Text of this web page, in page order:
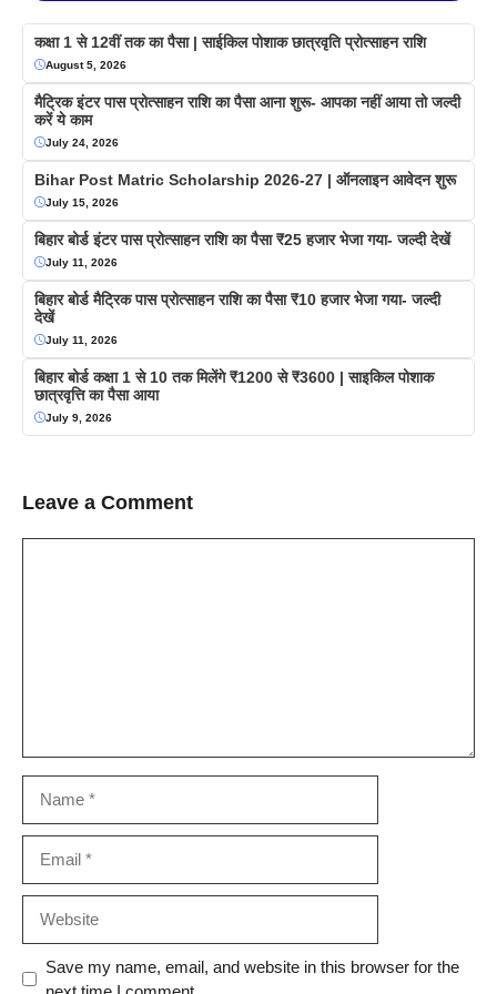
कक्षा 1 से 12वीं तक का पैसा | साईकिल पोशाक छात्रवृति प्रोत्साहन राशि
August 5, 2026
मैट्रिक इंटर पास प्रोत्साहन राशि का पैसा आना शुरू- आपका नहीं आया तो जल्दी
करें ये काम
July 24, 2026
Bihar Post Matric Scholarship 2026-27 | ऑनलाइन आवेदन शुरू
July 15, 2026
बिहार बोर्ड इंटर पास प्रोत्साहन राशि का पैसा ₹25 हजार भेजा गया- जल्दी देखें
July 11, 2026
बिहार बोर्ड मैट्रिक पास प्रोत्साहन राशि का पैसा ₹10 हजार भेजा गया- जल्दी
देखें
July 11, 2026
बिहार बोर्ड कक्षा 1 से 10 तक मिलेंगे ₹1200 से ₹3600 | साइकिल पोशाक
छात्रवृत्ति का पैसा आया
July 9, 2026
Leave a Comment
Save my name, email, and website in this browser for the